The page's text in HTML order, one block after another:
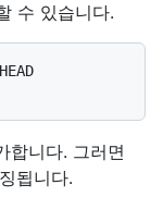
수 있습니다.
합니다. 그러면
됩니다.